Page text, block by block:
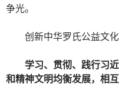
争光。
创新中华罗氏公益文化
学习、贯彻、践行习
和精神文明均衡发展，相互